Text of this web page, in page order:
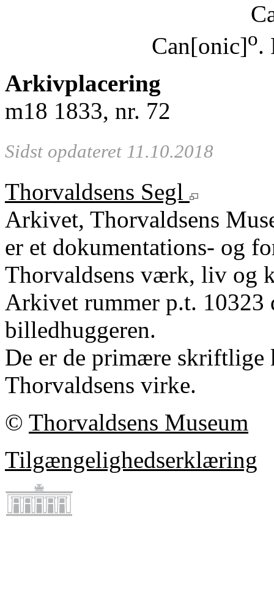
Can[onic]o.
Arkivplacering
m18 1833, nr. 72
Sidst opdateret 11.10.2018
Thorvaldsens Segl
Arkivet, Thorvaldsens
er et dokumentations- og
Thorvaldsens værk, liv og
Arkivet rummer p.t.
billedhuggeren.
De er de primære
Thorvaldsens virke.
© Thorvaldsens Museum
Tilgængelighedserklæring